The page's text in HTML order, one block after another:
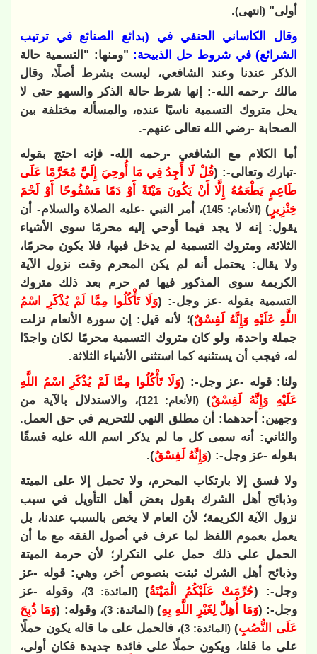
أولى" (انتهى).
وقال الكاساني الحنفي في (بدائع الصنائع في ترتيب
الشرائع) في شروط حل الذبيحة: "ومنها: "التسمية حالة
الذكر عندنا وعند الشافعي، ليست بشرط أصلًا، وقال
مالك -رحمه الله-: إنها شرط حالة الذكر والسهو حتى لا
يحل متروك التسمية ناسيًا عنده، والمسألة مختلفة بين
الصحابة -رضي الله تعالى عنهم-.
أما الكلام مع الشافعي -رحمه الله- فإنه احتج بقوله
-تبارك وتعالى-: (قُلْ لَا أَجِدُ فِي مَا أُوحِيَ إِلَيَّ مُحَرَّمًا عَلَى
طَاعِمٍ يَطْعَمُهُ إِلَّا أَنْ يَكُونَ مَيْتَةً أَوْ دَمًا مَسْفُوحًا أَوْ لَحْمَ
خِنْزِيرٍ )(الأنعام: 145)
، أمر النبي -عليه الصلاة والسلام- أن
يقول: إنه لا يجد فيما أوحي إليه محرمًا سوى الأشياء
الثلاثة، ومتروك التسمية لم يدخل فيها، فلا يكون محرمًا،
ولا يقال: يحتمل أنه لم يكن المحرم وقت نزول الآية
الكريمة سوى المذكور فيها ثم حرم بعد ذلك متروك
التسمية بقوله -عز وجل-: (وَلَا تَأْكُلُوا مِمَّا لَمْ يُذْكَرِ اسْمُ
اللَّهِ عَلَيْهِ وَإِنَّهُ لَفِسْقٌ)؛ لأنه قيل: إن سورة الأنعام نزلت
جملة واحدة، ولو كان متروك التسمية محرمًا لكان واجدًا
له، فيجب أن يستثنيه كما استثنى الأشياء الثلاثة.
ولنا: قوله -عز وجل-: (وَلَا تَأْكُلُوا مِمَّا لَمْ يُذْكَرِ اسْمُ اللَّهِ
عَلَيْهِ وَإِنَّهُ لَفِسْقٌ) (الأنعام: 121)
، والاستدلال بالآية من
وجهين: أحدهما: أن مطلق النهي للتحريم في حق العمل.
والثاني: أنه سمى كل ما لم يذكر اسم الله عليه فسقًا
بقوله -عز وجل-: (وَإِنَّهُ لَفِسْقٌ).
ولا فسق إلا بارتكاب المحرم، ولا تحمل إلا على الميتة
وذبائح أهل الشرك بقول بعض أهل التأويل في سبب
نزول الآية الكريمة؛ لأن العام لا يخص بالسبب عندنا، بل
يعمل بعموم اللفظ لما عرف في أصول الفقه مع ما أن
الحمل على ذلك حمل على التكرار؛ لأن حرمة الميتة
وذبائح أهل الشرك ثبتت بنصوص أخر، وهي: قوله -عز
وجل-: (حُرِّمَتْ عَلَيْكُمُ الْمَيْتَةُ)(المائدة: 3)
، وقوله -عز
وجل-: (وَمَا أُهِلَّ لِغَيْرِ اللَّهِ بِهِ)(المائدة: 3) ، وقوله: (وَمَا ذُبِحَ
عَلَى النُّصُبِ)(المائدة: 3)
، فالحمل على ما قاله يكون حملًا
على ما قلنا، ويكون حملًا على فائدة جديدة فكان أولى،